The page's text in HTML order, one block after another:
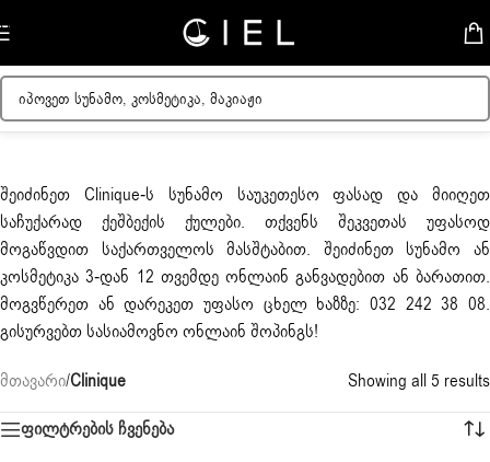
Skip to navigation
შეიძინეთ Clinique-ს სუნამო საუკეთესო ფასად და მიიღეთ
საჩუქარად ქეშბექის ქულები. თქვენს შეკვეთას უფასოდ
მოგაწვდით საქართველოს მასშტაბით. შეიძინეთ სუნამო ან
კოსმეტიკა 3-დან 12 თვემდე ონლაინ განვადებით ან ბარათით.
მოგვწერეთ ან დარეკეთ უფასო ცხელ ხაზზე: 032 242 38 08.
გისურვებთ სასიამოვნო ონლაინ შოპინგს!
მთავარი/Clinique
Showing all 5 results
ფილტრების ჩვენება